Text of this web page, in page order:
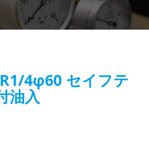
4φ60 セイフテ
油入